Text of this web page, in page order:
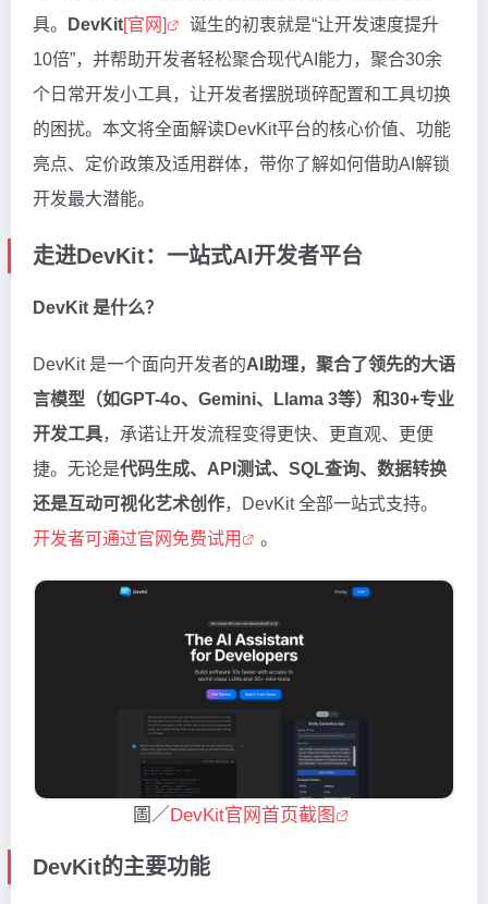
具。
DevKit[官网]
诞生的初衷就是“让开发速度提升
10倍”，并帮助开发者轻松聚合现代AI能力，聚合30余
个日常开发小工具，让开发者摆脱琐碎配置和工具切换
的困扰。本文将全面解读DevKit平台的核心价值、功能
亮点、定价政策及适用群体，带你了解如何借助AI解锁
开发最大潜能。
走进DevKit：一站式AI开发者平台
DevKit 是什么？
DevKit 是一个面向开发者的AI助理，聚合了领先的大语
言模型（如GPT-4o、Gemini、Llama 3等）和30+专业
开发工具，承诺让开发流程变得更快、更直观、更便
捷。无论是代码生成、API测试、SQL查询、数据转换
还是互动可视化艺术创作，DevKit 全部一站式支持。
开发者可通过官网免费试用
。
圖／DevKit官网首页截图
DevKit的主要功能